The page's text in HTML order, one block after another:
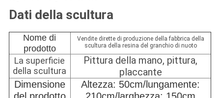
Dati della scultura
Nome di
prodotto
Vendite dirette di produzione della fabbrica della
scultura della resina del granchio di nuoto
La superficie
della scultura
Pittura della mano, pittura,
placcante
Dimensione
Altezza: 50cm/lungamente: